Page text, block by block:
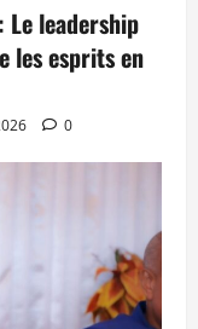
Le leadership
les esprits en
0